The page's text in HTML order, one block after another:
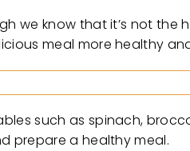
we know that it’s not the
meal more healthy
such as spinach,
prepare a healthy meal.